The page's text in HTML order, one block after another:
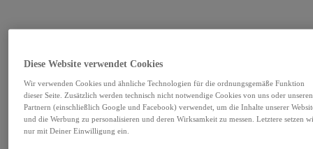
Diese Website verwendet Cookies
Wir verwenden Cookies und ähnliche Technologien für die ordnungsgemäße Funktion
dieser Seite. Zusätzlich werden technisch nicht notwendige Cookies von uns oder unseren
Partnern (einschließlich Google und Facebook) verwendet, um die Inhalte unserer
und die Werbung zu personalisieren und deren Wirksamkeit zu messen. Letztere setzen
nur mit Deiner Einwilligung ein.